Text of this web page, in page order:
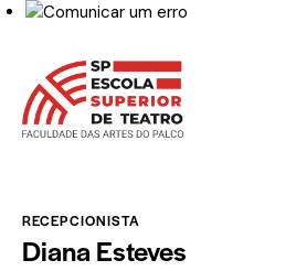
RECEPCIONISTA
Diana Esteves